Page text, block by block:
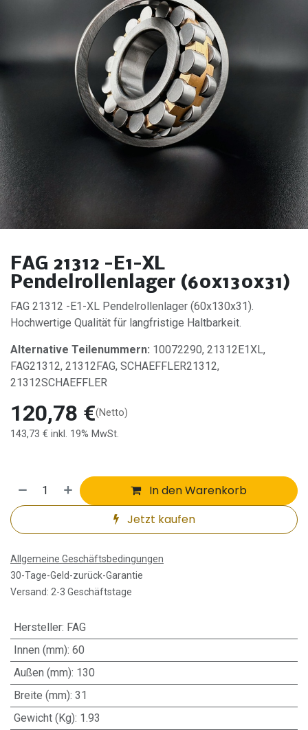
FAG 21312 -E1-XL
Pendelrollenlager (60x130x31)
FAG 21312 -E1-XL Pendelrollenlager (60x130x31).
Hochwertige Qualität für langfristige Haltbarkeit.
Alternative Teilenummern: 10072290, 21312E1XL,
FAG21312, 21312FAG, SCHAEFFLER21312,
21312SCHAEFFLER
120,78 €(Netto)
143,73 € inkl. 19% MwSt.
In den Warenkorb
Jetzt kaufen
Allgemeine Geschäftsbedingungen
30-Tage-Geld-zurück-Garantie
Versand: 2-3 Geschäftstage
Hersteller: FAG
Innen (mm): 60
Außen (mm): 130
Breite (mm): 31
Gewicht (Kg): 1.93